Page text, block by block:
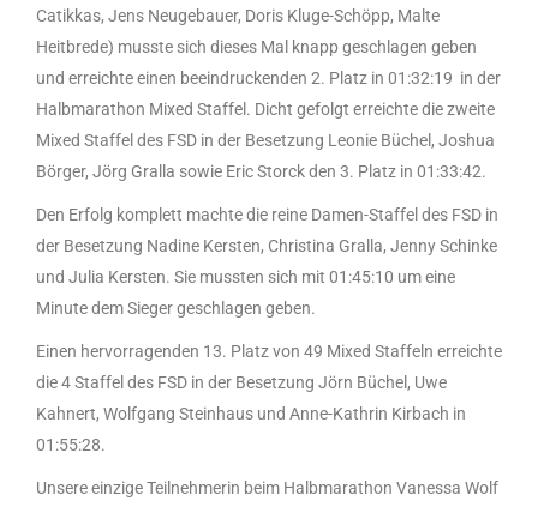
Catikkas, Jens Neugebauer, Doris Kluge-Schöpp, Malte
Heitbrede) musste sich dieses Mal knapp geschlagen geben
und erreichte einen beeindruckenden 2. Platz in 01:32:19 in der
Halbmarathon Mixed Staffel. Dicht gefolgt erreichte die zweite
Mixed Staffel des FSD in der Besetzung Leonie Büchel, Joshua
Börger, Jörg Gralla sowie Eric Storck den 3. Platz in 01:33:42.
Den Erfolg komplett machte die reine Damen-Staffel des FSD in
der Besetzung Nadine Kersten, Christina Gralla, Jenny Schinke
und Julia Kersten. Sie mussten sich mit 01:45:10 um eine
Minute dem Sieger geschlagen geben.
Einen hervorragenden 13. Platz von 49 Mixed Staffeln erreichte
die 4 Staffel des FSD in der Besetzung Jörn Büchel, Uwe
Kahnert, Wolfgang Steinhaus und Anne-Kathrin Kirbach in
01:55:28.
Unsere einzige Teilnehmerin beim Halbmarathon Vanessa Wolf